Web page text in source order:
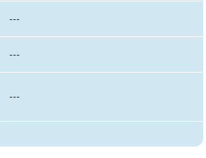
---
---
---